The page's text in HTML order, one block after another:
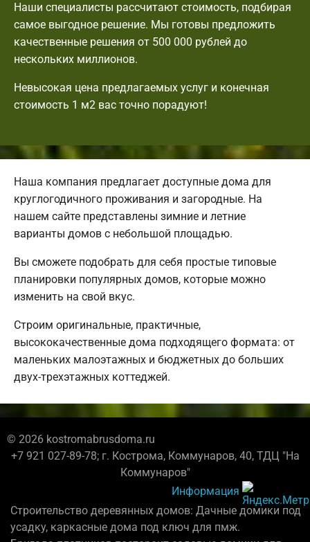
Наши специалисты рассчитают стоимость, подбирая
самое выгодное решение. Мы готовы предложить
качественные решения от 500 000 рублей до
нескольких миллионов.
Невысокая цена предлагаемых услуг и конечная
стоимость 1 м2 вас точно порадуют!
Наша компания предлагает доступные дома для
круглогодичного проживания и загородные. На
нашем сайте представлены зимние и летние
варианты домов с небольшой площадью.
Вы сможете подобрать для себя простые типовые
планировки популярных домов, которые можно
изменить на свой вкус.
Строим оригинальные, практичные,
высококачественные дома подходящего формата: от
маленьких малоэтажных и бюджетных до больших
двух-трехэтажных коттеджей.
© 2026 kostromabrusdoma.ru
+7 921 027-89-78; г. Кострома, Коммунаров, 40, ТДЦ "На
Коммунаров"
Информация
Строительство деревянных домов: Дачные домики под
усадку, каркасные дома под ключ для пмж.